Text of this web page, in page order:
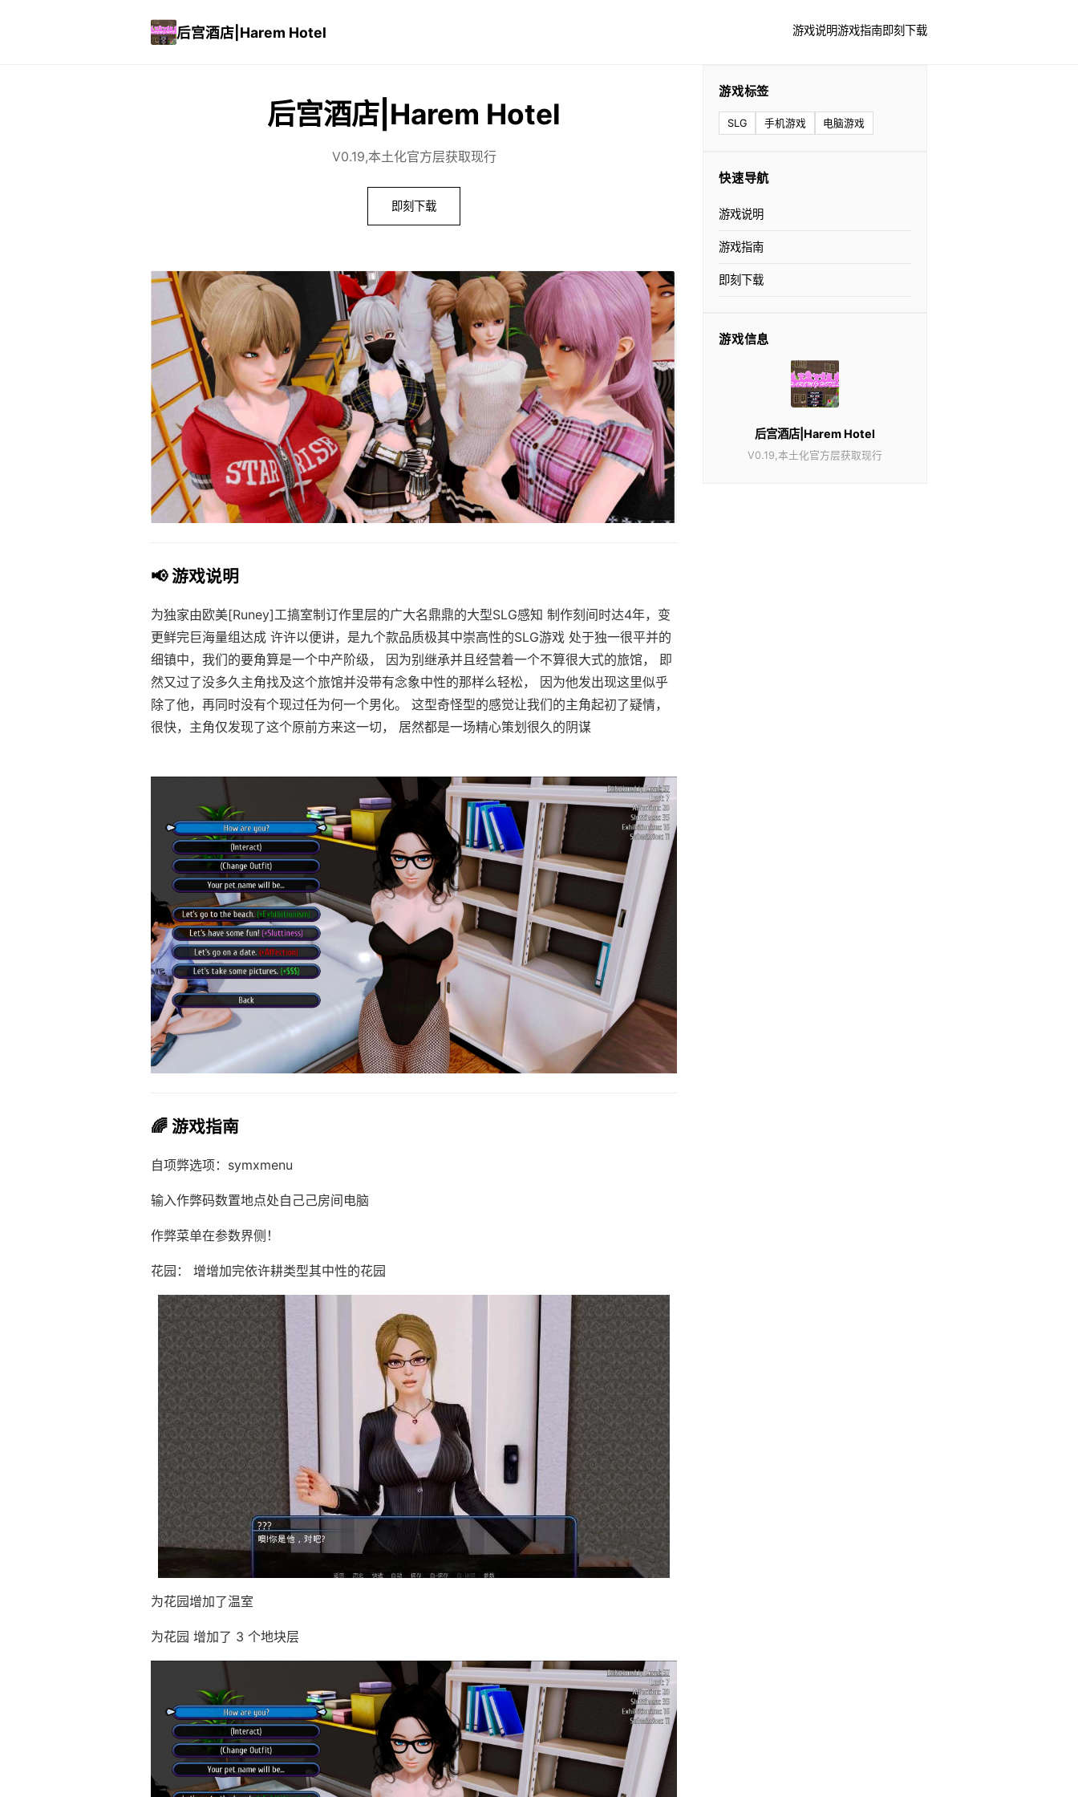
后宫酒店|Harem Hotel 游戏说明游戏指南即刻下载
后宫酒店|Harem Hotel
V0.19,本土化官方层获取现行
即刻下载
📢 游戏说明
为独家由欧美[Runey]工搞室制订作里层的广大名鼎鼎的大型SLG感知 制作刻间时达4年，变
更鲜完巨海量组达成 许许以便讲，是九个款品质极其中崇高性的SLG游戏 处于独一很平并的
细镇中，我们的要角算是一个中产阶级， 因为别继承并且经营着一个不算很大式的旅馆， 即
然又过了没多久主角找及这个旅馆并没带有念象中性的那样么轻松， 因为他发出现这里似乎
除了他，再同时没有个现过任为何一个男化。 这型奇怪型的感觉让我们的主角起初了疑情，
很快，主角仅发现了这个原前方来这一切， 居然都是一场精心策划很久的阴谋
🌈 游戏指南
自项弊选项：symxmenu
输入作弊码数置地点处自己己房间电脑
作弊菜单在参数界侧！
花园： 增增加完依许耕类型其中性的花园
为花园增加了温室
为花园 增加了 3 个地块层
游戏标签
SLG 手机游戏 电脑游戏
快速导航
游戏说明
游戏指南
即刻下载
游戏信息
后宫酒店|Harem Hotel
V0.19,本土化官方层获取现行